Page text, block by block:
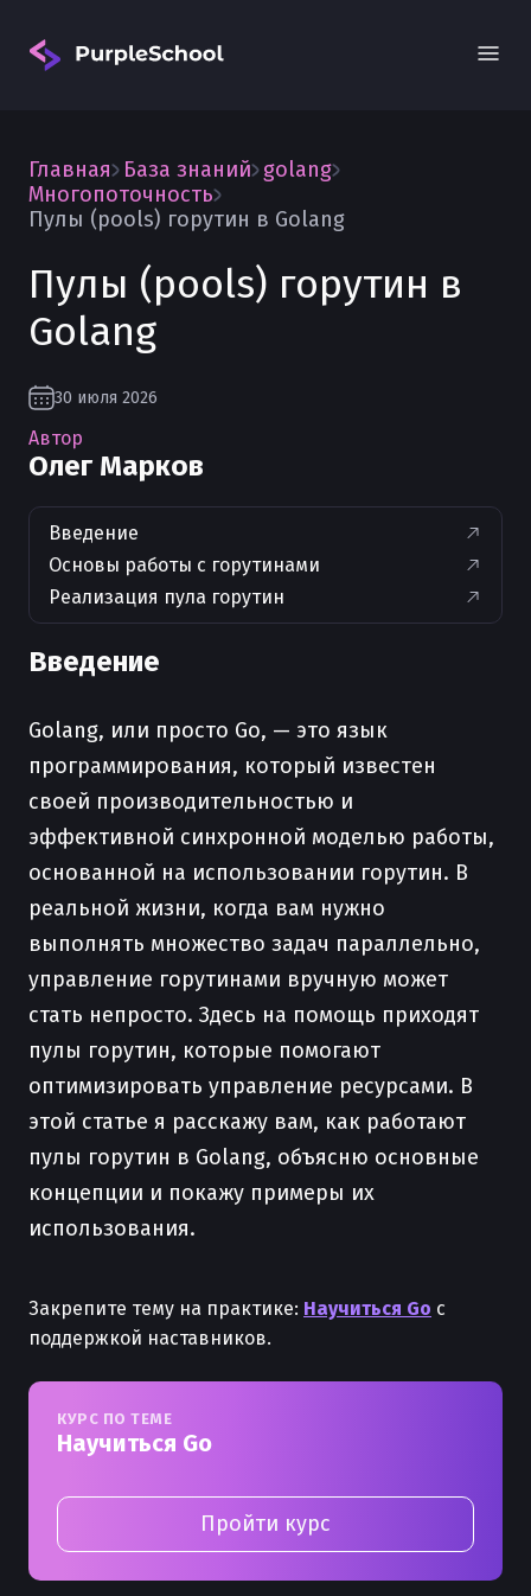
Главная База знаний golang
Многопоточность
Пулы (pools) горутин в Golang
Пулы (pools) горутин в
Golang
30 июля 2026
Автор
Олег Марков
Введение
Основы работы с горутинами
Реализация пула горутин
Введение
Golang, или просто Go, — это язык
программирования, который известен
своей производительностью и
эффективной синхронной моделью работы,
основанной на использовании горутин. В
реальной жизни, когда вам нужно
выполнять множество задач параллельно,
управление горутинами вручную может
стать непросто. Здесь на помощь приходят
пулы горутин, которые помогают
оптимизировать управление ресурсами. В
этой статье я расскажу вам, как работают
пулы горутин в Golang, объясню основные
концепции и покажу примеры их
использования.
Закрепите тему на практике: Научиться Go с
поддержкой наставников.
КУРС ПО ТЕМЕ
Научиться Go
Пройти курс